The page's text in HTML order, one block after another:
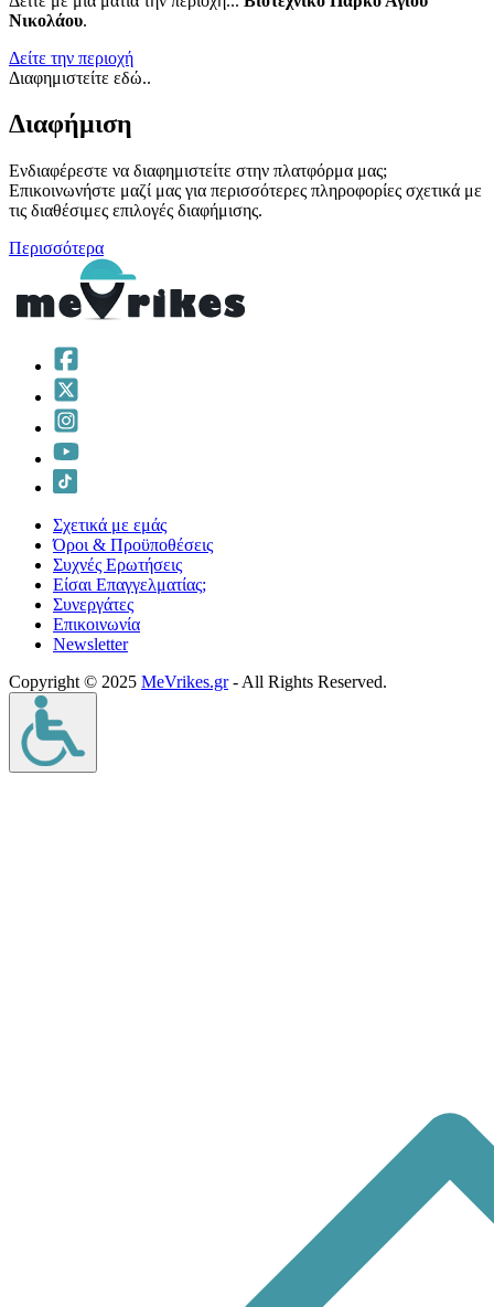
Νικολάου.
Δείτε την περιοχή
Διαφημιστείτε εδώ..
Διαφήμιση
Ενδιαφέρεστε να διαφημιστείτε στην πλατφόρμα μας;
Επικοινωνήστε μαζί μας για περισσότερες πληροφορίες σχετικά με
τις διαθέσιμες επιλογές διαφήμισης.
Περισσότερα
Σχετικά με εμάς
Όροι & Προϋποθέσεις
Συχνές Ερωτήσεις
Είσαι Επαγγελματίας;
Συνεργάτες
Επικοινωνία
Νewsletter
Copyright © 2025 MeVrikes.gr- All Rights Reserved.